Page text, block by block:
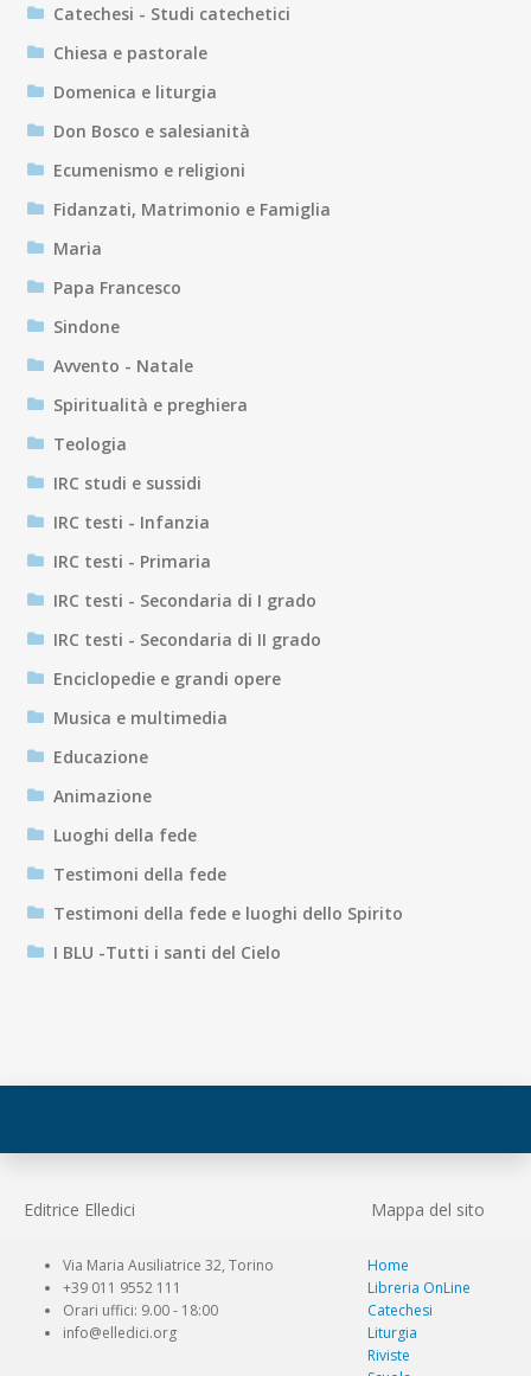
Catechesi - Studi catechetici
Chiesa e pastorale
Domenica e liturgia
Don Bosco e salesianità
Ecumenismo e religioni
Fidanzati, Matrimonio e Famiglia
Maria
Papa Francesco
Sindone
Avvento - Natale
Spiritualità e preghiera
Teologia
IRC studi e sussidi
IRC testi - Infanzia
IRC testi - Primaria
IRC testi - Secondaria di I grado
IRC testi - Secondaria di II grado
Enciclopedie e grandi opere
Musica e multimedia
Educazione
Animazione
Luoghi della fede
Testimoni della fede
Testimoni della fede e luoghi dello Spirito
I BLU -Tutti i santi del Cielo
Editrice Elledici Mappa del sito
Via Maria Ausiliatrice 32, Torino
+39 011 9552 111
Orari uffici: 9.00 - 18:00
info@elledici.org
Home
Libreria OnLine
Catechesi
Liturgia
Riviste